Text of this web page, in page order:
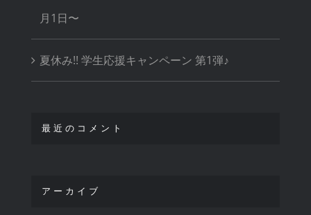
月1日〜
夏休み!! 学生応援キャンペーン 第1弾♪
最近のコメント
アーカイブ